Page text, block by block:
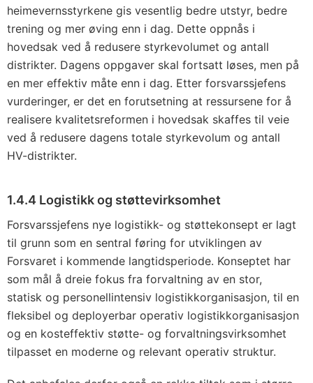
heimevernsstyrkene gis vesentlig bedre utstyr, bedre
trening og mer øving enn i dag. Dette oppnås i
hovedsak ved å redusere styrkevolumet og antall
distrikter. Dagens oppgaver skal fortsatt løses, men på
en mer effektiv måte enn i dag. Etter forsvarssjefens
vurderinger, er det en forutsetning at ressursene for å
realisere kvalitetsreformen i hovedsak skaffes til veie
ved å redusere dagens totale styrkevolum og antall
HV-distrikter.
1.4.4 Logistikk og støttevirksomhet
Forsvarssjefens nye logistikk- og støttekonsept er lagt
til grunn som en sentral føring for utviklingen av
Forsvaret i kommende langtidsperiode. Konseptet har
som mål å dreie fokus fra forvaltning av en stor,
statisk og personellintensiv logistikkorganisasjon, til en
fleksibel og deployerbar operativ logistikkorganisasjon
og en kosteffektiv støtte- og forvaltningsvirksomhet
tilpasset en moderne og relevant operativ struktur.